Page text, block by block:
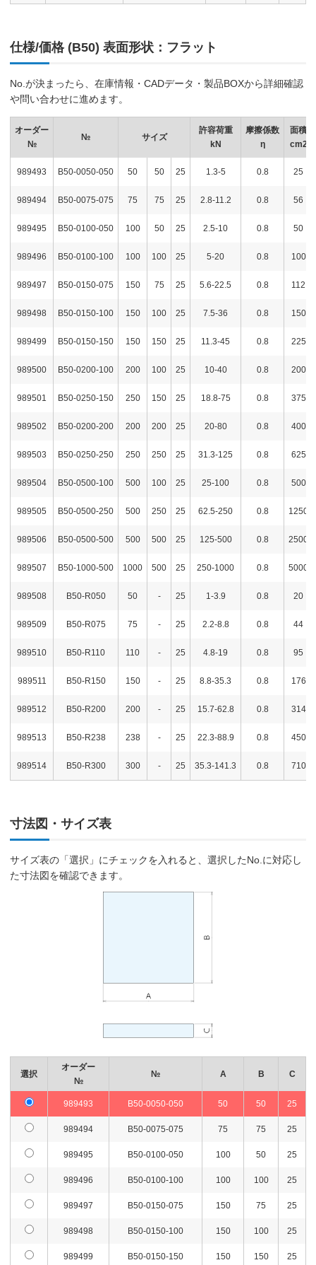
仕様/価格 (B50) 表面形状：フラット
No.が決まったら、在庫情報・CADデータ・製品BOXから詳細確認
や問い合わせに進めます。
オーダー
№
№ サイズ
許容荷重
kN
摩擦係数
η
面積
cm2
989493 B50-0050-050 50 50 25 1.3-5 0.8 25
989494 B50-0075-075 75 75 25 2.8-11.2 0.8 56
989495 B50-0100-050 100 50 25 2.5-10 0.8 50
989496 B50-0100-100 100 100 25 5-20 0.8 100
989497 B50-0150-075 150 75 25 5.6-22.5 0.8 112
989498 B50-0150-100 150 100 25 7.5-36 0.8 150
989499 B50-0150-150 150 150 25 11.3-45 0.8 225
989500 B50-0200-100 200 100 25 10-40 0.8 200
989501 B50-0250-150 250 150 25 18.8-75 0.8 375
989502 B50-0200-200 200 200 25 20-80 0.8 400
989503 B50-0250-250 250 250 25 31.3-125 0.8 625
989504 B50-0500-100 500 100 25 25-100 0.8 500
989505 B50-0500-250 500 250 25 62.5-250 0.8 1250
989506 B50-0500-500 500 500 25 125-500 0.8 2500
989507 B50-1000-500 1000 500 25 250-1000 0.8 5000
989508 B50-R050 50 - 25 1-3.9 0.8 20
989509 B50-R075 75 - 25 2.2-8.8 0.8 44
989510 B50-R110 110 - 25 4.8-19 0.8 95
989511 B50-R150 150 - 25 8.8-35.3 0.8 176
989512 B50-R200 200 - 25 15.7-62.8 0.8 314
989513 B50-R238 238 - 25 22.3-88.9 0.8 450
989514 B50-R300 300 - 25 35.3-141.3 0.8 710
寸法図・サイズ表
サイズ表の「選択」にチェックを入れると、選択したNo.に対応し
た寸法図を確認できます。
選択
オーダー
№
№ A B C
989493 B50-0050-050 50 50 25
989494 B50-0075-075 75 75 25
989495 B50-0100-050 100 50 25
989496 B50-0100-100 100 100 25
989497 B50-0150-075 150 75 25
989498 B50-0150-100 150 100 25
989499 B50-0150-150 150 150 25